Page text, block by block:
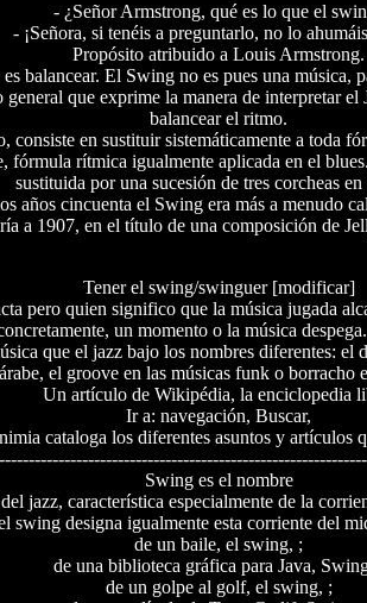
- ¿Señor Armstrong, qué es lo que el
- ¡Señora, si tenéis a preguntarlo, no lo
Propósito atribuido a Louis Armstrong.
balancear. El Swing no es pues una música,
que exprime la manera de interpretar el
balancear el ritmo.
consiste en sustituir sistemáticamente a toda
fórmula rítmica igualmente aplicada en el
sustituida por una sucesión de tres corcheas
años cincuenta el Swing era más a menudo
a 1907, en el título de una composición de
Tener el swing/swinguer [modificar]
pero quien significo que la música jugada
un momento o la música
que el jazz bajo los nombres diferentes: el
árabe, el groove en las músicas funk o borracho
Un artículo de Wikipédia, la enciclopedia
Ir a: navegación, Buscar,
cataloga los diferentes asuntos y artículos
Swing es el nombre
jazz, característica especialmente de la
swing designa igualmente esta corriente del
de un baile, el swing, ;
de una biblioteca gráfica para Java,
de un golpe al golf, el swing, ;